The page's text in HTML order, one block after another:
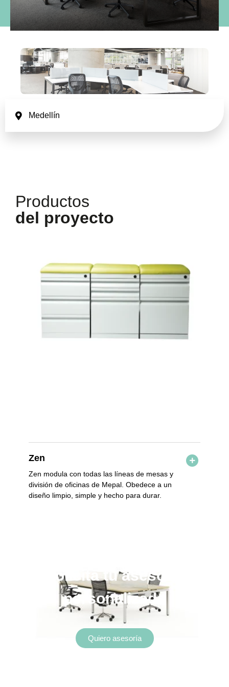
Medellín
Productos
del proyecto
Zen
Zen modula con todas las líneas de mesas y
división de oficinas de Mepal. Obedece a un
diseño limpio, simple y hecho para durar.
Solicita tu asesoría
personalizada
Quiero asesoría